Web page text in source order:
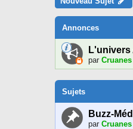
Annonces
L'univers
par Cruanes
Sujets
Buzz-
par Cruanes